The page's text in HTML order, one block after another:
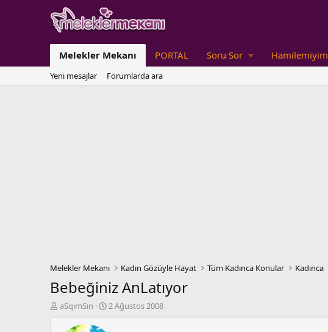
Melekler Mekanı PORTAL Soru Sor Hamilemiyim
Yeni mesajlar Forumlarda ara
Melekler Mekanı Kadın Gözüyle Hayat Tüm Kadınca Konular Kadınca
Bebeğiniz AnLatıyor
K
aSqimSin
B
2 Ağustos 2008